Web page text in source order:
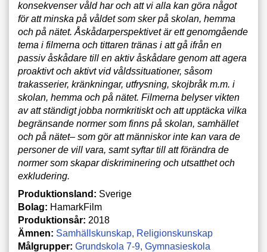
konsekvenser våld har och att vi alla kan göra något
för att minska på våldet som sker på skolan, hemma
och på nätet. Åskådarperspektivet är ett genomgående
tema i filmerna och tittaren tränas i att gå ifrån en
passiv åskådare till en aktiv åskådare genom att agera
proaktivt och aktivt vid våldssituationer, såsom
trakasserier, kränkningar, utfrysning, skojbråk m.m. i
skolan, hemma och på nätet. Filmerna belyser vikten
av att ständigt jobba normkritiskt och att upptäcka vilka
begränsande normer som finns på skolan, samhället
och på nätet– som gör att människor inte kan vara de
personer de vill vara, samt syftar till att förändra de
normer som skapar diskriminering och utsatthet och
exkludering.
Produktionsland: Sverige
Bolag: HamarkFilm
Produktionsår: 2018
Ämnen: Samhällskunskap Religionskunskap
Målgrupper: Grundskola 7-9 Gymnasieskola